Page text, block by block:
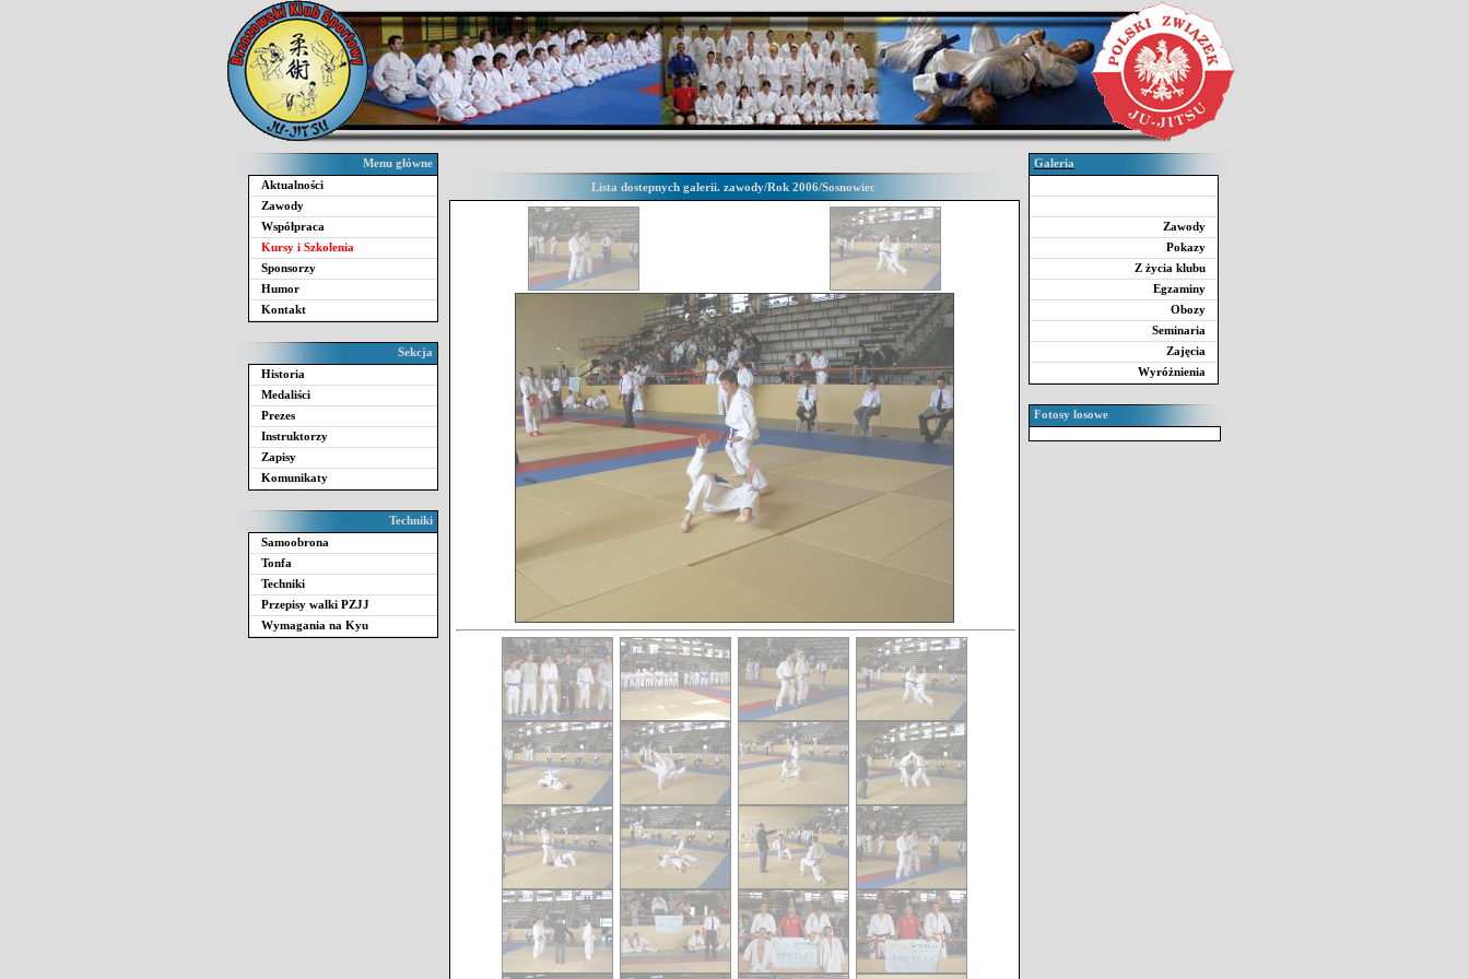
Menu główne
Aktualności
Zawody
Współpraca
Kursy i Szkolenia
Sponsorzy
Humor
Kontakt
Sekcja
Historia
Medaliści
Prezes
Instruktorzy
Zapisy
Komunikaty
Techniki
Samoobrona
Tonfa
Techniki
Przepisy walki PZJJ
Wymagania na Kyu
Lista dostepnych galerii. zawody/Rok 2006/Sosnowiec
Galeria
Zawody
Pokazy
Z życia klubu
Egzaminy
Obozy
Seminaria
Zajęcia
Wyróżnienia
Fotosy losowe